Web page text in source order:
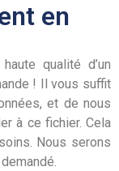
en
qualité d’un
! Il vous suffit
et de nous
à ce fichier. Cela
Nous serons